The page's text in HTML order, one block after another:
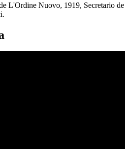
L'Ordine Nuovo, 1919, Secretario de